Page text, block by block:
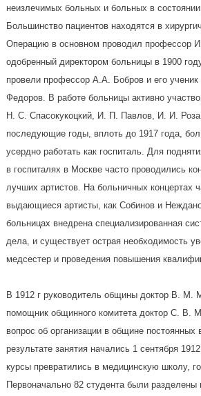
неизлечимых больных и больных в состоянии
Большинство пациентов находятся в
Операцию в основном проводил профессор
одобренный директором больницы в 1900
провели профессор А.А. Бобров и его ученик
Федоров. В работе больницы активно
Н. С. Спасокукоцкий, И. П. Павлов, И. И.
последующие годы, вплоть до 1917 года,
усердно работать как госпиталь. Для
в госпиталях в Москве часто проводились
лучших артистов. На больничных концертах
выдающиеся артисты, как Собинов и
больницах внедрена специализированная
дела, и существует острая необходимость
медсестер и проведения повышения
В 1912 г руководитель общины доктор В. М.
помощник общинного комитета доктор С. В.
вопрос об организации в общине постоянных
результате занятия начались 1 сентября
курсы превратились в медицинскую школу,
Первоначально 82 студента были разделены